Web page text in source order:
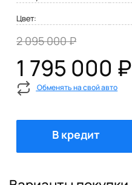
Цвет:
2 095 000 ₽
1 795 000 ₽
Обменять на свой авто
В кредит